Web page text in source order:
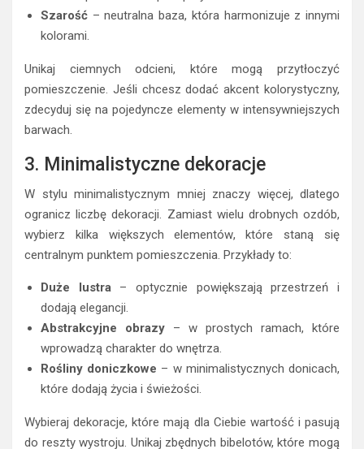
Szarość – neutralna baza, która harmonizuje z innymi
kolorami.
Unikaj ciemnych odcieni, które mogą przytłoczyć
pomieszczenie. Jeśli chcesz dodać akcent kolorystyczny,
zdecyduj się na pojedyncze elementy w intensywniejszych
barwach.
3. Minimalistyczne dekoracje
W stylu minimalistycznym mniej znaczy więcej, dlatego
ogranicz liczbę dekoracji. Zamiast wielu drobnych ozdób,
wybierz kilka większych elementów, które staną się
centralnym punktem pomieszczenia. Przykłady to:
Duże lustra– optycznie powiększają przestrzeń i
dodają elegancji.
Abstrakcyjne obrazy – w prostych ramach, które
wprowadzą charakter do wnętrza.
Rośliny doniczkowe – w minimalistycznych donicach,
które dodają życia i świeżości.
Wybieraj dekoracje, które mają dla Ciebie wartość i pasują
do reszty wystroju. Unikaj zbędnych bibelotów, które mogą